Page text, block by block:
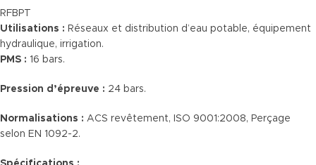
RFBPT
Utilisations : Réseaux et distribution d’eau potable, équipement
hydraulique, irrigation.
PMS : 16 bars.
Pression d’épreuve : 24 bars.
Normalisations : ACS revêtement, ISO 9001:2008, Perçage
selon EN 1092-2.